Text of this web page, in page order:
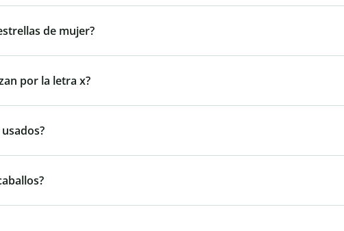
de mujer?
por la letra x?